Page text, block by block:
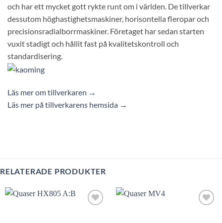
och har ett mycket gott rykte runt om i världen. De tillverkar
dessutom höghastighetsmaskiner, horisontella fleropar och
precisionsradialborrmaskiner. Företaget har sedan starten
vuxit stadigt och hållit fast på kvalitetskontroll och
standardisering.
Läs mer om tillverkaren →
Läs mer på tillverkarens hemsida →
RELATERADE PRODUKTER